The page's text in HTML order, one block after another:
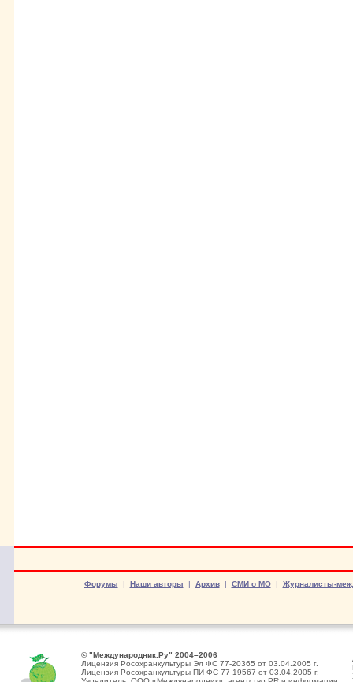
Форумы | Наши авторы | Архив| СМИ о МО| Журналисты-
© "Международник.Ру" 2004–2006
Лицензия Росохранкультуры Эл ФС 77-20365 от 03.04.2005 г.
Лицензия Росохранкультуры ПИ ФС 77-19567 от 03.04.2005 г.